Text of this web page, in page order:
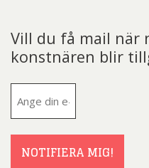
Vill du få mail när
konstnären blir
NOTIFIERA MIG!